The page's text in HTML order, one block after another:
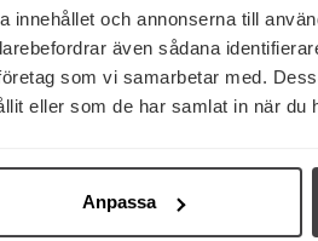
innehållet och annonserna till
även sådana
som vi samarbetar med.
eller som de har samlat in när du
Anpassa